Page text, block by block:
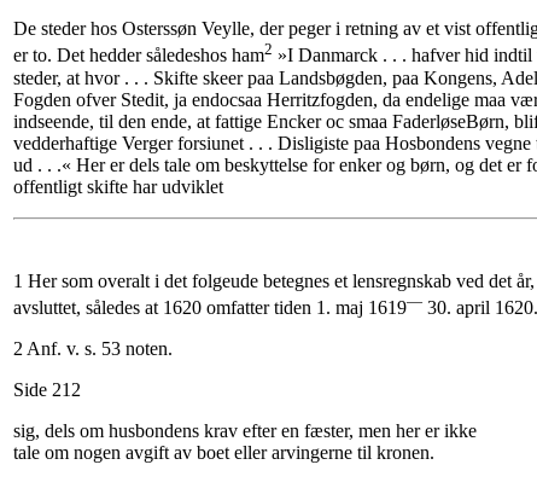
De steder hos Osterssøn Veylle, der peger i retning av et vist
er to. Det hedder såledeshos ham2 »I Danmarck . . . hafver hid
steder, at hvor . . . Skifte skeer paa Landsbøgden, paa Kongens,
Fogden ofver Stedit, ja endocsaa Herritzfogden, da endelige maa
indseende, til den ende, at fattige Encker oc smaa FaderløseBørn,
vedderhaftige Verger forsiunet . . . Disligiste paa Hosbondens
ud . . .« Her er dels tale om beskyttelse for enker og børn, og det er
offentligt skifte har udviklet
1 Her som overalt i det folgeude betegnes et lensregnskab ved det
avsluttet, således at 1620 omfatter tiden 1. maj 1619— 30. april 1620.
2 Anf. v. s. 53 noten.
Side 212
sig, dels om husbondens krav efter en fæster, men her er ikke
tale om nogen avgift av boet eller arvingerne til kronen.